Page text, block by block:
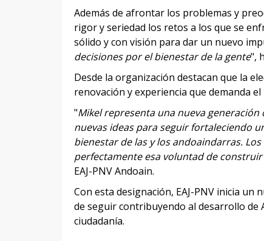
Además de afrontar los problemas y
rigor y seriedad los retos a los que se
sólido y con visión para dar un nuevo
decisiones por el bienestar de la gente",
Desde la organización destacan que la
renovación y experiencia que demanda
"Mikel representa una nueva
nuevas ideas para seguir fortaleciendo
bienestar de las y los andoaindarras.
perfectamente esa voluntad de
EAJ-PNV Andoain.
Con esta designación, EAJ-PNV inicia
de seguir contribuyendo al desarrollo de
ciudadanía.